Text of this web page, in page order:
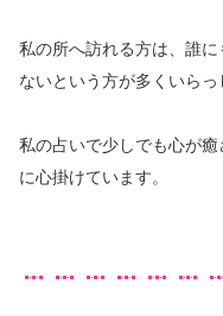
私の所へ訪れる方は、誰
ないという方が多くいらっ
私の占いで少しでも心が
に心掛けています。